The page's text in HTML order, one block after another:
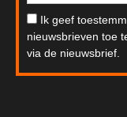
Ik geef
nieuwsbrieven toe
via de nieuwsbrief.